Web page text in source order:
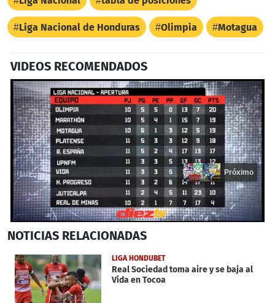
Liga Nacional de Honduras Olimpia Motagua
VIDEOS RECOMENDADOS
seconds
19
seconds
Próximo
NOTICIAS RELACIONADAS
LIGA HONDUBET
Real Sociedad toma aire y se baja al
Vida en Tocoa